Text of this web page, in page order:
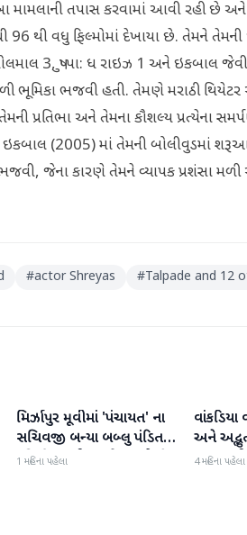
તપાસ કરવામાં આવી રહી છે અને
થી વધુ ફિલ્મોમાં દેખાયા છે. તેમને
3, પુષ્પા: ધ રાઇઝ 1 અને ઇકબાલ જેવી
ભૂમિકા ભજવી હતી. તેમણે મરાઠી થિયેટર
પ્રતિભા અને તેમના કૌશલ્ય પ્રત્યેના
(2005) માં તેમની બોલીવુડમાં
ભજવી, જેના કારણે તેમને વ્યાપક પ્રશંસા
#actor Shreyas #Talpade and 12
મનોરંજન
મિર્ઝાપુર મૂવીમાં 'પંચાયત' ના
સચિવજી બન્યા બબ્લુ પંડિત:
રવિ કિશનની ધમાકેદાર એન્ટ્રી
1 મહિના પહેલા
મનોરંજન
અને
અકબરની
4 મહિના પહેલા